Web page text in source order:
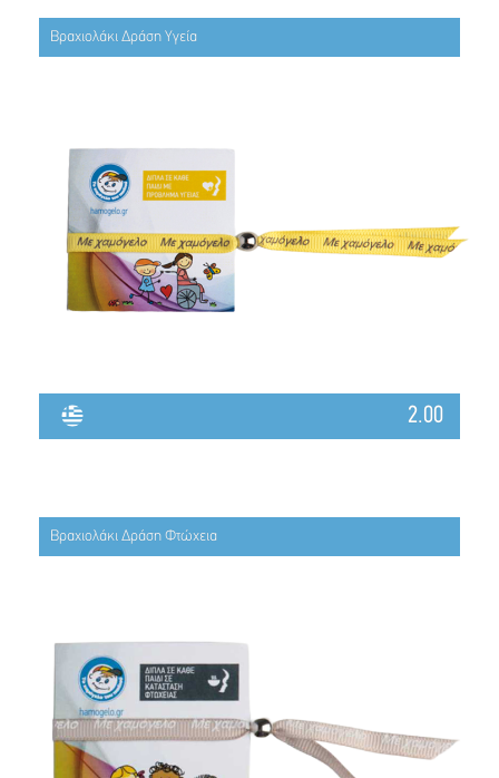
Βραχιολάκι Δράση Υγεία
2.00
Βραχιολάκι Δράση Φτώχεια